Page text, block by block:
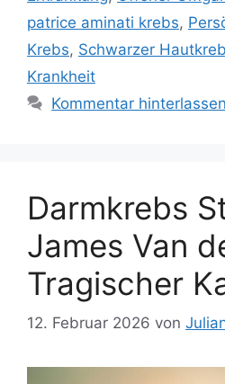
patrice aminati krebs,
Krebs, Schwarzer
Krankheit
Kommentar hinterlassen
Darmkrebs
James Van
Tragischer
12. Februar 2026 von